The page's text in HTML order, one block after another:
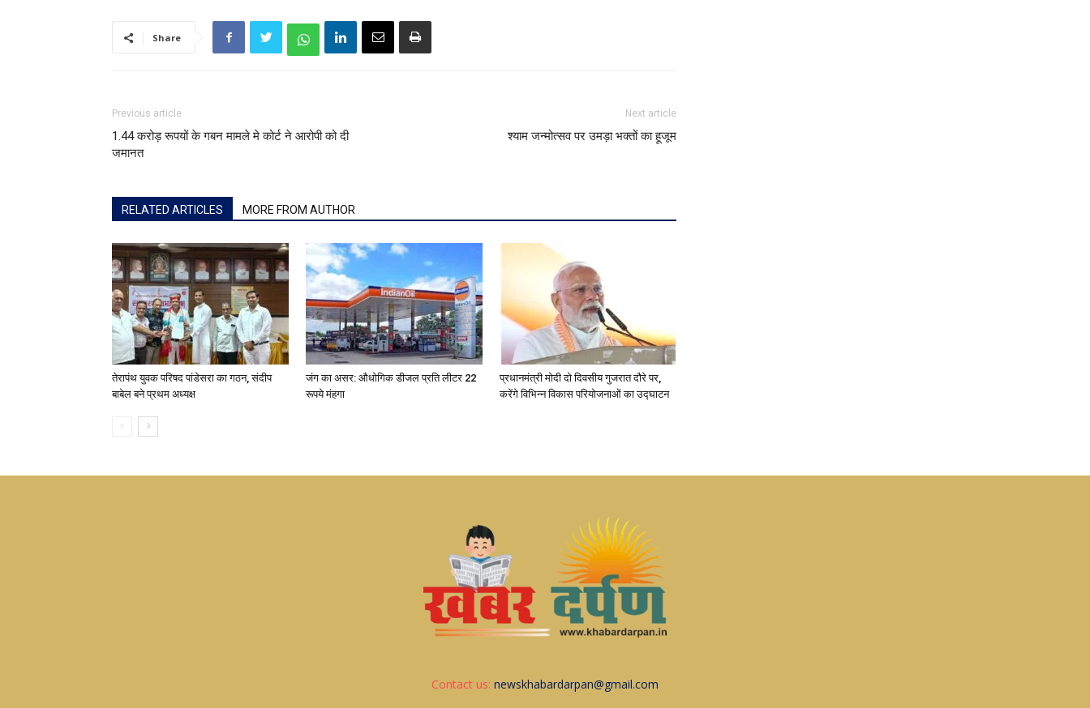
Share
Previous article
1.44 करोड़ रूपयों के गबन मामले मे कोर्ट ने आरोपी को दी
जमानत
Next article
श्याम जन्मोत्सव पर उमड़ा भक्तों का हूजूम
RELATED ARTICLES MORE FROM AUTHOR
तेरापंथ युवक परिषद पांडेसरा का गठन, संदीप
बाबेल बने प्रथम अध्यक्ष
जंग का असर: औधोगिक डीजल प्रति लीटर 22
रूपये मंहगा
प्रधानमंत्री मोदी दो दिवसीय गुजरात दौरे पर,
करेंगे विभिन्न विकास परियोजनाओं का उद्घाटन
Contact us: newskhabardarpan@gmail.com